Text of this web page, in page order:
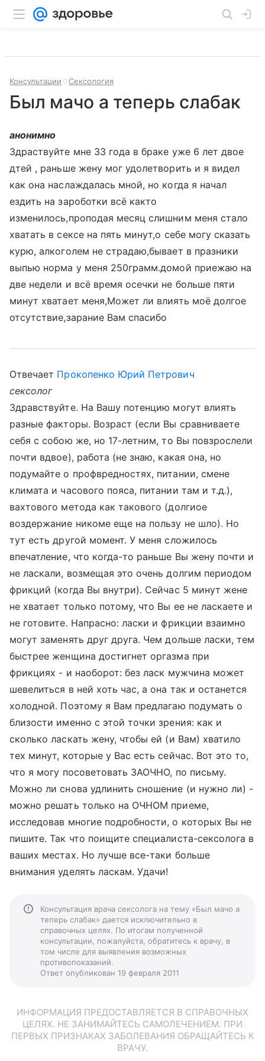
Консультации Сексология
Был мачо а теперь слабак
анонимно
Здраствуйте мне 33 года в браке уже 6 лет двое
дтей , раньше жену мог удолетворить и я видел
как она наслаждалась мной, но когда я начал
ездить на зароботки всё както
изменилось,проподая месяц слишним меня стало
хватать в сексе на пять минут,о себе могу сказать
курю, алкоголем не страдаю,бывает в празники
выпью норма у меня 250грамм.домой приежаю на
две недели и всё время осечки не больше пяти
минут хватает меня,Может ли влиять моё долгое
отсутствие,зарание Вам спасибо
Отвечает Прокопенко Юрий Петрович
сексолог
Здравствуйте. На Вашу потенцию могут влиять
разные факторы. Возраст (если Вы сравниваете
себя с собою же, но 17-летним, то Вы повзрослели
почти вдвое), работа (не знаю, какая она, но
подумайте о профвредностях, питании, смене
климата и часового пояса, питании там и т.д.),
вахтового метода как такового (долгиое
воздержание никоме еще на пользу не шло). Но
тут есть другой момент. У меня сложилось
впечатление, что когда-то раньше Вы жену почти и
не ласкали, возмещая это очень долгим периодом
фрикций (когда Вы внутри). Сейчас 5 минут жене
не хватает только потому, что Вы ее не ласкаете и
не готовите. Напрасно: ласки и фрикции взаимно
могут заменять друг друга. Чем дольше ласки, тем
быстрее женщина достигнет оргазма при
фрикциях - и наоборот: без ласк мужчина может
шевелиться в ней хоть час, а она так и останется
холодной. Поэтому я Вам предлагаю подумать о
близости именно с этой точки зрения: как и
сколько ласкать жену, чтобы ей (и Вам) хватило
тех минут, которые у Вас есть сейчас. Вот это то,
что я могу посоветовать ЗАОЧНО, по письму.
Можно ли снова удлинить сношение (и нужно ли) -
можно решать только на ОЧНОМ приеме,
исследовав многие подробности, о которых Вы не
пишите. Так что поищите специалиста-сексолога в
ваших местах. Но лучше все-таки больше
внимания уделять ласкам. Удачи!
Консультация врача сексолога на тему «Был мачо а
теперь слабак» дается исключительно в
справочных целях. По итогам полученной
консультации, пожалуйста, обратитесь к врачу, в
том числе для выявления возможных
противопоказаний.
Ответ опубликован 19 февраля 2011
ИНФОРМАЦИЯ ПРЕДОСТАВЛЯЕТСЯ В СПРАВОЧНЫХ
ЦЕЛЯХ. НЕ ЗАНИМАЙТЕСЬ САМОЛЕЧЕНИЕМ. ПРИ
ПЕРВЫХ ПРИЗНАКАХ ЗАБОЛЕВАНИЯ ОБРАЩАЙТЕСЬ К
ВРАЧУ.